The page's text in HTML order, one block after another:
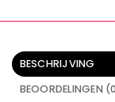
BESCHRIJVING
BEOORDELINGEN